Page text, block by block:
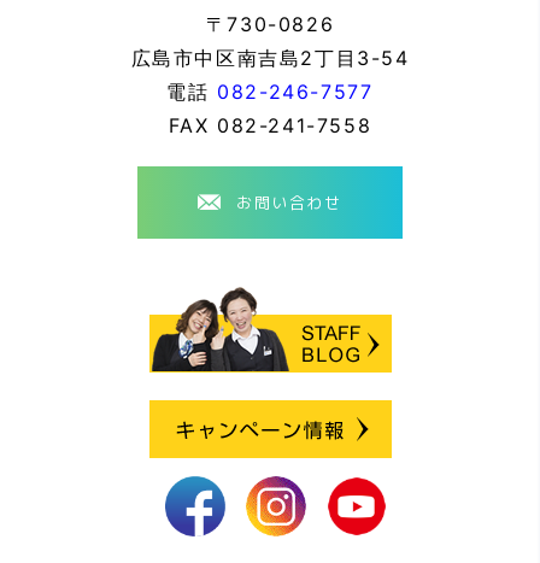
〒730-0826
広島市中区南吉島2丁目3-54
電話 082-246-7577
FAX 082-241-7558
お問い合わせ